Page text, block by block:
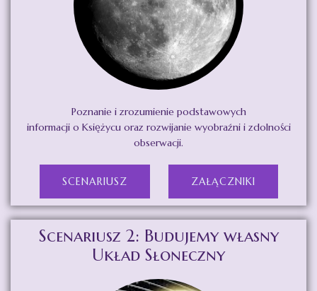
Poznanie i zrozumienie podstawowych
informacji o Księżycu oraz rozwijanie wyobraźni i zdolności
obserwacji.
SCENARIUSZ ZAŁĄCZNIKI
Scenariusz 2: Budujemy własny
Układ Słoneczny